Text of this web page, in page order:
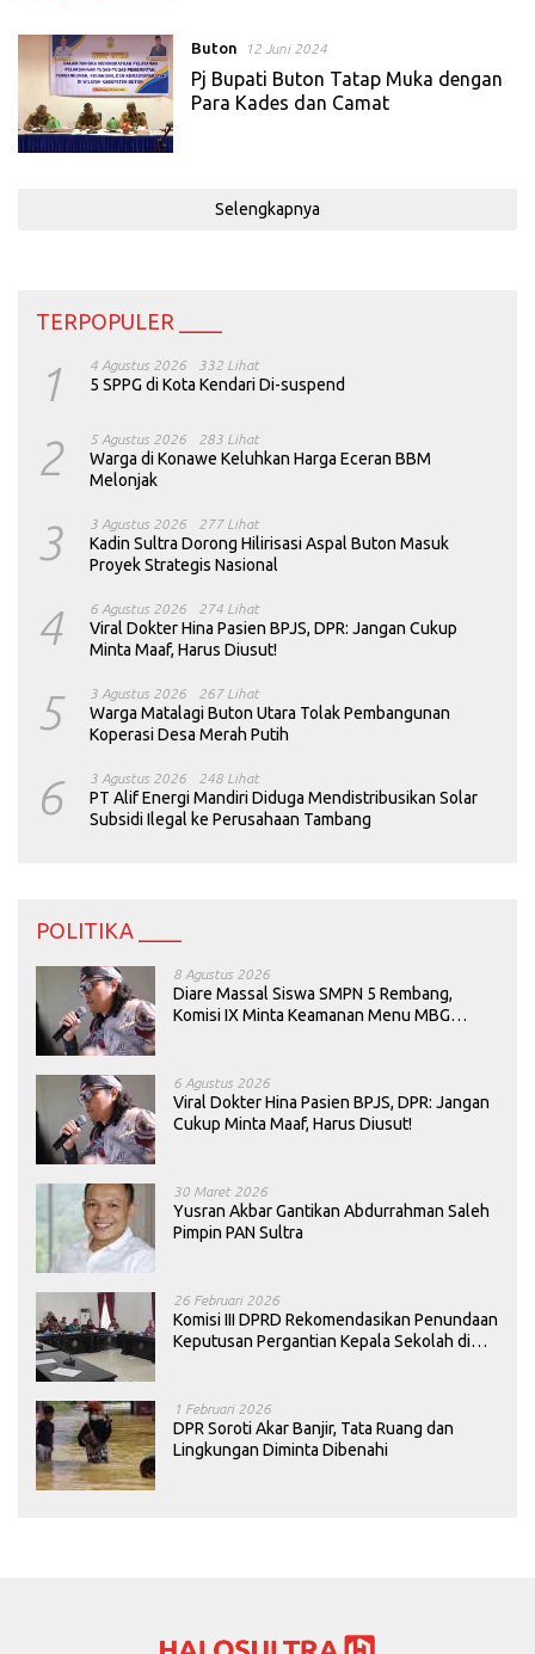
Buton 12 Juni 2024
Pj Bupati Buton Tatap Muka dengan
Para Kades dan Camat
Selengkapnya
TERPOPULER ____
1 4 Agustus 2026 332 Lihat
5 SPPG di Kota Kendari Di-suspend
2 5 Agustus 2026 283 Lihat
Warga di Konawe Keluhkan Harga Eceran BBM
Melonjak
3 3 Agustus 2026 277 Lihat
Kadin Sultra Dorong Hilirisasi Aspal Buton Masuk
Proyek Strategis Nasional
4 6 Agustus 2026 274 Lihat
Viral Dokter Hina Pasien BPJS, DPR: Jangan Cukup
Minta Maaf, Harus Diusut!
5 3 Agustus 2026 267 Lihat
Warga Matalagi Buton Utara Tolak Pembangunan
Koperasi Desa Merah Putih
6 3 Agustus 2026 248 Lihat
PT Alif Energi Mandiri Diduga Mendistribusikan Solar
Subsidi Ilegal ke Perusahaan Tambang
POLITIKA ____
8 Agustus 2026
Diare Massal Siswa SMPN 5 Rembang,
Komisi IX Minta Keamanan Menu MBG
6 Agustus 2026
Viral Dokter Hina Pasien BPJS, DPR: Jangan
Cukup Minta Maaf, Harus Diusut!
30 Maret 2026
Yusran Akbar Gantikan Abdurrahman Saleh
Pimpin PAN Sultra
26 Februari 2026
Komisi III DPRD Rekomendasikan Penundaan
Keputusan Pergantian Kepala Sekolah di
1 Februari 2026
DPR Soroti Akar Banjir, Tata Ruang dan
Lingkungan Diminta Dibenahi